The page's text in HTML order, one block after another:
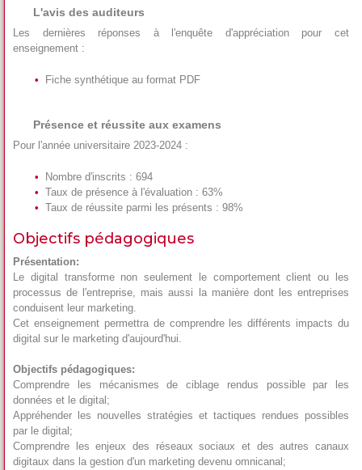
L'avis des auditeurs
Les dernières réponses à l'enquête d'appréciation pour cet
enseignement :
Fiche synthétique au format PDF
Présence et réussite aux examens
Pour l'année universitaire 2023-2024 :
Nombre d'inscrits : 694
Taux de présence à l'évaluation : 63%
Taux de réussite parmi les présents : 98%
Objectifs pédagogiques
Présentation:
Le digital transforme non seulement le comportement client ou les
processus de l'entreprise, mais aussi la manière dont les entreprises
conduisent leur marketing.
Cet enseignement permettra de comprendre les différents impacts du
digital sur le marketing d'aujourd'hui.
Objectifs pédagogiques:
Comprendre les mécanismes de ciblage rendus possible par les
données et le digital;
Appréhender les nouvelles stratégies et tactiques rendues possibles
par le digital;
Comprendre les enjeux des réseaux sociaux et des autres canaux
digitaux dans la gestion d'un marketing devenu omnicanal;